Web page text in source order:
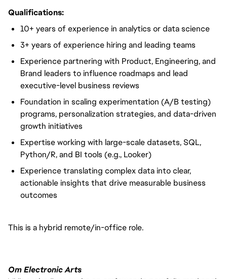
Qualifications:
10+ years of experience in analytics or data science
3+ years of experience hiring and leading teams
Experience partnering with Product, Engineering, and
Brand leaders to influence roadmaps and lead
executive-level business reviews
Foundation in scaling experimentation (A/B testing)
programs, personalization strategies, and data-driven
growth initiatives
Expertise working with large-scale datasets, SQL,
Python/R, and BI tools (e.g., Looker)
Experience translating complex data into clear,
actionable insights that drive measurable business
outcomes
This is a hybrid remote/in-office role.
Om Electronic Arts